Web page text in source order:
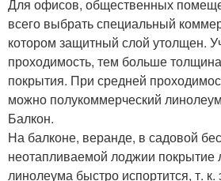
Для офисов, общественных
всего выбрать специальный
котором защитный слой утолщен.
проходимость, тем больше
покрытия. При средней
можно полукоммерческий
Балкон.
На балконе, веранде, в садовой
неотапливаемой лоджии покрытие
линолеума быстро испортится, т. к.